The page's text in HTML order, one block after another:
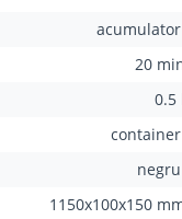
acumulator
20
0.5
container
negru
1150x100x150